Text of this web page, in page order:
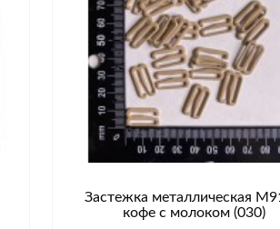
Застежка металлическая
кофе с молоком (030)